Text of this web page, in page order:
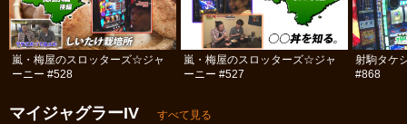
嵐・梅屋のスロッターズ☆ジャ
ーニー #528
嵐・梅屋のスロッターズ☆ジャ
ーニー #527
射駒タケ
#868
マイジャグラーIV すべて見る